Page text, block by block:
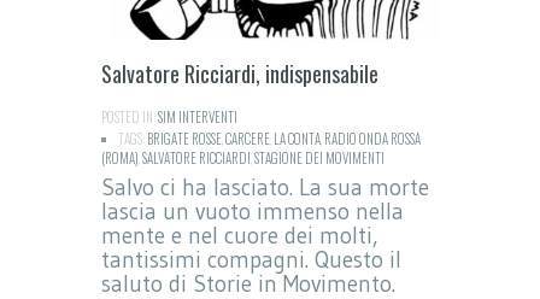
Salvatore Ricciardi, indispensabile
POSTED IN:SIM INTERVENTI
TAGS:BRIGATE ROSSECARCERE LA CONTA RADIO ONDA ROSSA
(ROMA) SALVATORE RICCIARDI STAGIONE DEI MOVIMENTI
Salvo ci ha lasciato. La sua morte
lascia un vuoto immenso nella
mente e nel cuore dei molti,
tantissimi compagni. Questo il
saluto di Storie in Movimento.